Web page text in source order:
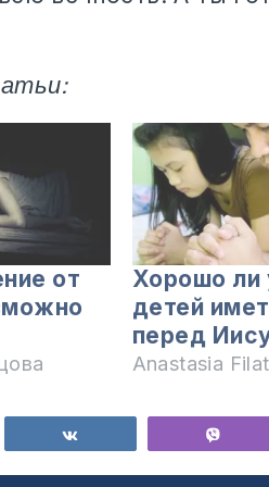
от
Хорошо ли
детей
перед
Anastasia Filat